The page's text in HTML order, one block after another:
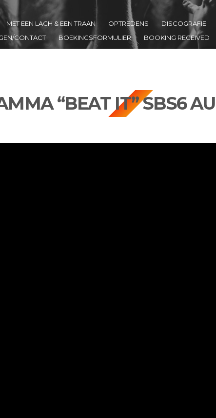
MET EEN LACH & EEN TRAAN OPTREDENS DISCOGRAFIE
CONTACT
BOEKINGSFORMULIER BOOKING RECEIVED
“BEAT IT” SBS6